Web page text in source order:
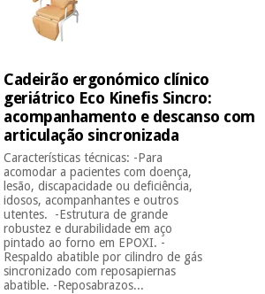
Cadeirão ergonómico clínico
geriátrico Eco Kinefis Sincro:
acompanhamento e descanso com
articulação sincronizada
Características técnicas: -Para
acomodar a pacientes com doença,
lesão, discapacidade ou deficiência,
idosos, acompanhantes e outros
utentes. -Estrutura de grande
robustez e durabilidade em aço
pintado ao forno em EPOXI. -
Respaldo abatible por cilindro de gás
sincronizado com reposapiernas
abatible. -Reposabrazos...